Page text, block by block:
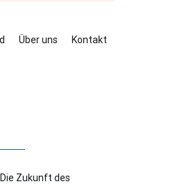
Über uns Kontakt
Zukunft des